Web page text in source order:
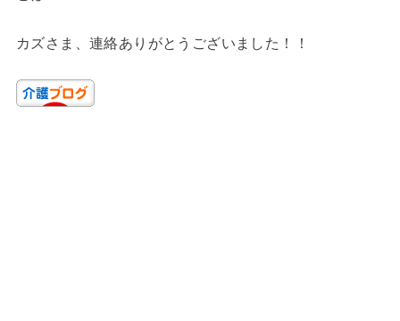
カズさま、連絡ありがとうございました！！